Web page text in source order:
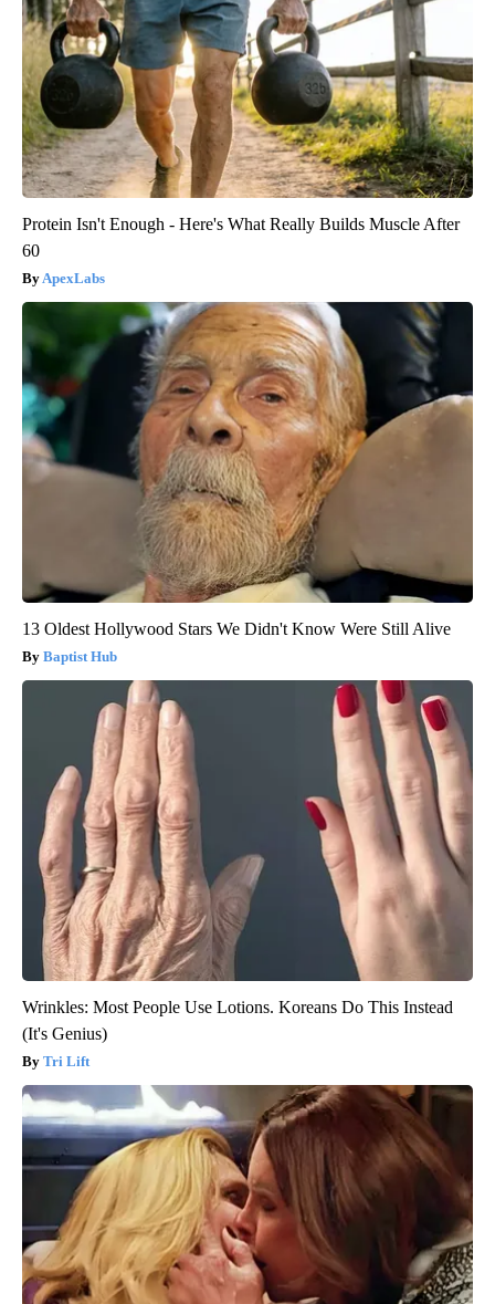
Protein Isn't Enough - Here's What Really Builds Muscle After
60
ApexLabs
13 Oldest Hollywood Stars We Didn't Know Were Still Alive
Baptist Hub
Wrinkles: Most People Use Lotions. Koreans Do This Instead
(It's Genius)
Tri Lift